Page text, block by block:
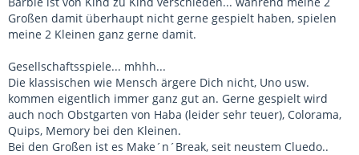
Großen damit überhaupt nicht gerne gespielt haben, spielen
meine 2 Kleinen ganz gerne damit.
Gesellschaftsspiele... mhhh...
Die klassischen wie Mensch ärgere Dich nicht, Uno usw.
kommen eigentlich immer ganz gut an. Gerne gespielt wird
auch noch Obstgarten von Haba (leider sehr teuer), Colorama,
Quips, Memory bei den Kleinen.
Bei den Großen ist es Make´n´Break, seit neustem Cluedo..